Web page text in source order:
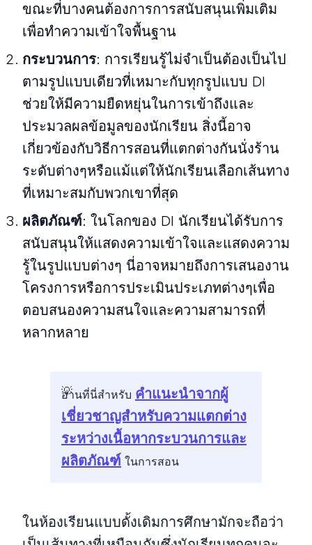
ขณะที่บางคนต้องการการสนับสนุนเพิ่มเติม
เพื่อทําความเข้าใจพื้นฐาน
กระบวนการ: การเรียนรู้ไม่จําเป็นต้องเป็นไป
ตามรูปแบบเดียวที่เหมาะกับทุกรูปแบบ DI
ช่วยให้มีความยืดหยุ่นในการเข้าถึงและ
ประมวลผลข้อมูลของนักเรียน สิ่งนี้อาจ
เกี่ยวข้องกับวิธีการสอนที่แตกต่างกันนั่งร้าน
ระดับต่างๆหรือแม้แต่ให้นักเรียนเลือกเส้นทาง
ที่เหมาะสมกับพวกเขาที่สุด
ผลิตภัณฑ์: ในโลกของ DI นักเรียนได้รับการ
สนับสนุนให้แสดงความเข้าใจและแสดงความ
รู้ในรูปแบบต่างๆ นี่อาจหมายถึงการเสนองาน
โครงการหรือการประเมินประเภทต่างๆเพื่อ
ตอบสนองความสนใจและความสามารถที่
หลากหลาย
อ่านที่นี่สําหรับ คําแนะนําจากผู้
เชี่ยวชาญสําหรับความแตกต่าง
ระหว่างเนื้อหากระบวนการและ
ผลิตภัณฑ์ ในการสอน
ในห้องเรียนแบบดั้งเดิมการศึกษามักจะถือว่า